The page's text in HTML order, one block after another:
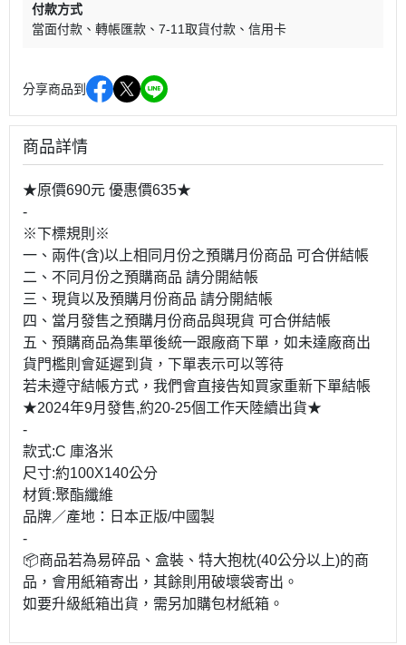
付款方式
當面付款
轉帳匯款 7-11取貨付款 信用卡
分享商品到
商品詳情
★原價690元 優惠價635★
-
※下標規則※
一、兩件(含)以上相同月份之預購月份商品 可合併結帳
二、不同月份之預購商品 請分開結帳
三、現貨以及預購月份商品 請分開結帳
四、當月發售之預購月份商品與現貨 可合併結帳
五、預購商品為集單後統一跟廠商下單，如未達廠商出
貨門檻則會延遲到貨，下單表示可以等待
若未遵守結帳方式，我們會直接告知買家重新下單結帳
★2024年9月發售,約20-25個工作天陸續出貨★
-
款式:C 庫洛米
尺寸:約100X140公分
材質:聚酯纖維
品牌／產地：日本正版/中國製
-
📦商品若為易碎品、盒裝、特大抱枕(40公分以上)的商
品，會用紙箱寄出，其餘則用破壞袋寄出。
如要升級紙箱出貨，需另加購包材紙箱。